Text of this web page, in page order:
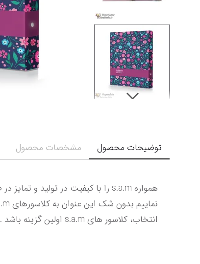
توضیحات محصول مشخصات محصول
انتخاب، کلاسور های s.a.m اولین گزینه باشد .